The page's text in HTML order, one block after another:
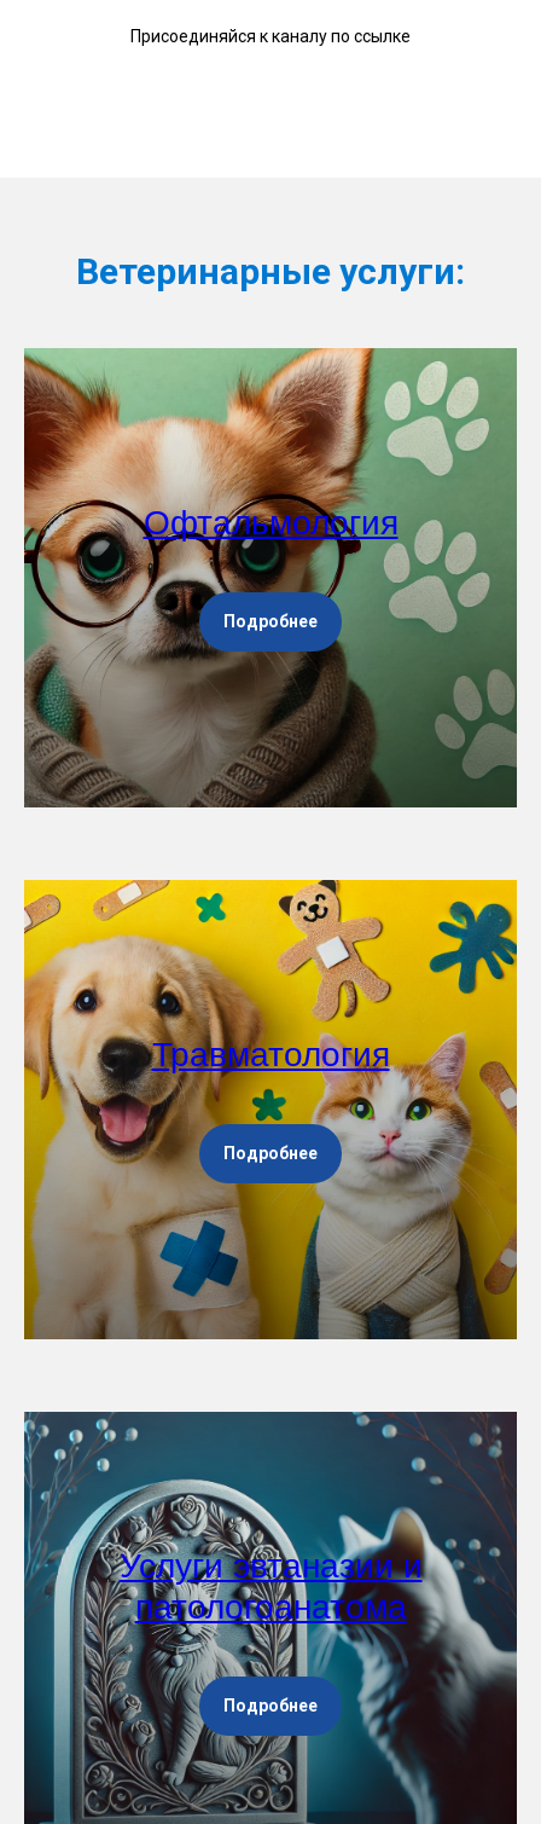
Присоединяйся к каналу по ссылке
Ветеринарные услуги:
Офтальмология
Подробнее
Травматология
Подробнее
Услуги эвтаназии и
патологоанатома
Подробнее